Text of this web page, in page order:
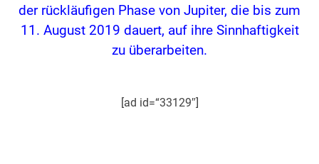
der rückläufigen Phase von Jupiter, die bis zum
11. August 2019 dauert, auf ihre Sinnhaftigkeit
zu überarbeiten.
[ad id=“33129″]